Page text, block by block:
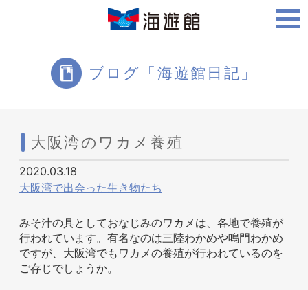
ブログ「海遊館日記」
大阪湾のワカメ養殖
2020.03.18
大阪湾で出会った生き物たち
みそ汁の具としておなじみのワカメは、各地で養殖が
行われています。有名なのは三陸わかめや鳴門わかめ
ですが、大阪湾でもワカメの養殖が行われているのを
ご存じでしょうか。
生きものを知る